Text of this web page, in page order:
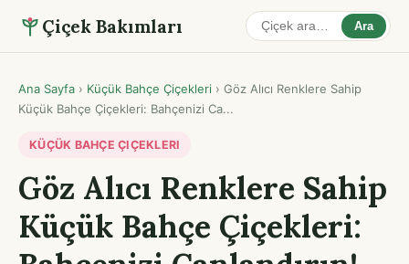
Çiçek Bakımları Ara
Ana Sayfa › Küçük Bahçe Çiçekleri › Göz Alıcı Renklere Sahip
Küçük Bahçe Çiçekleri: Bahçenizi Ca...
KÜÇÜK BAHÇE ÇIÇEKLERI
Göz Alıcı Renklere Sahip
Küçük Bahçe Çiçekleri: